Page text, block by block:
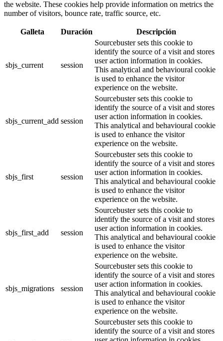
the website. These cookies help provide information on metrics the
number of visitors, bounce rate, traffic source, etc.
Galleta Duración Descripción
sbjs_current session
Sourcebuster sets this cookie to
identify the source of a visit and stores
user action information in cookies.
This analytical and behavioural cookie
is used to enhance the visitor
experience on the website.
sbjs_current_add session
Sourcebuster sets this cookie to
identify the source of a visit and stores
user action information in cookies.
This analytical and behavioural cookie
is used to enhance the visitor
experience on the website.
sbjs_first session
Sourcebuster sets this cookie to
identify the source of a visit and stores
user action information in cookies.
This analytical and behavioural cookie
is used to enhance the visitor
experience on the website.
sbjs_first_add session
Sourcebuster sets this cookie to
identify the source of a visit and stores
user action information in cookies.
This analytical and behavioural cookie
is used to enhance the visitor
experience on the website.
sbjs_migrations session
Sourcebuster sets this cookie to
identify the source of a visit and stores
user action information in cookies.
This analytical and behavioural cookie
is used to enhance the visitor
experience on the website.
Sourcebuster sets this cookie to
identify the source of a visit and stores